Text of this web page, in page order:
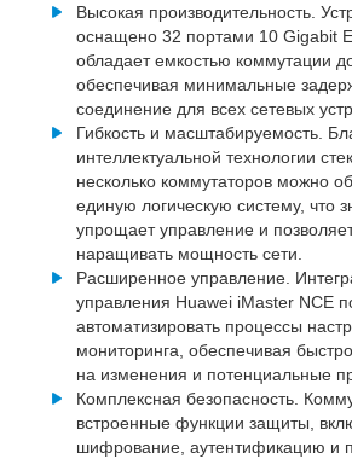
Высокая производительность.
оснащено 32 портами 10 Gigabit
обладает емкостью коммутации
обеспечивая минимальные
соединение для всех сетевых
Гибкость и масштабируемость.
интеллектуальной технологии
несколько коммутаторов можно
единую логическую систему, что
упрощает управление и
наращивать мощность сети.
Расширенное управление.
управления Huawei iMaster NCE
автоматизировать процессы
мониторинга, обеспечивая
на изменения и потенциальные
Комплексная безопасность.
встроенные функции защиты,
шифрование, аутентификацию и